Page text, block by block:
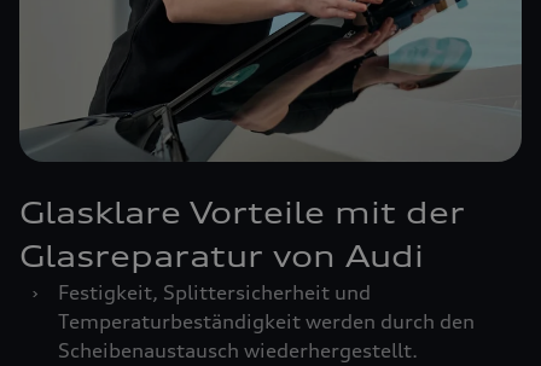
Glasklare Vorteile mit der
Glasreparatur von Audi
›
Festigkeit, Splittersicherheit und
Temperaturbeständigkeit werden durch den
Scheibenaustausch wiederhergestellt.